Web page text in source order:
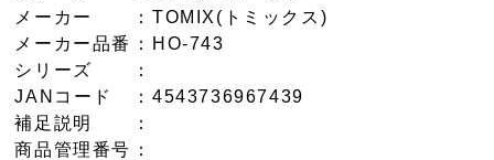
メーカー
：TOMIX(トミックス)
メーカー品番
：HO-743
シリーズ
：
JANコード
：4543736967439
補足説明
：
商品管理番号 ：